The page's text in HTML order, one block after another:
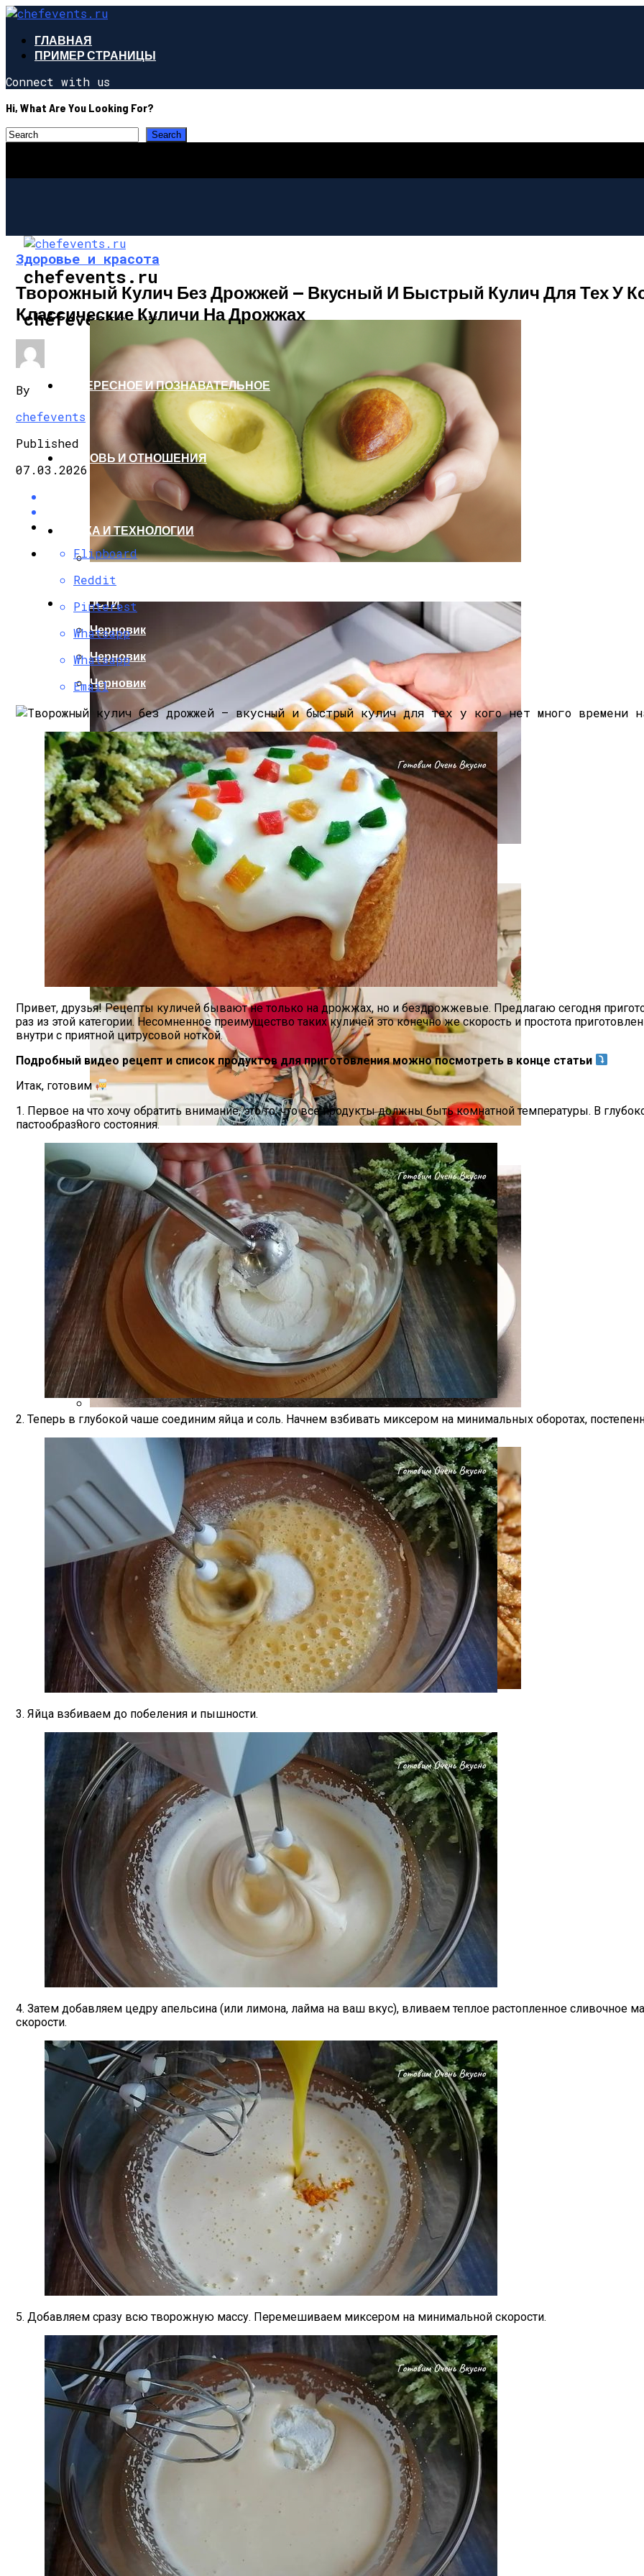
ГЛАВНАЯ
ПРИМЕР СТРАНИЦЫ
Connect with us
Hi, What Are You Looking For?
chefevents.ru
chefevents.ru
ЗДОРОВЬЕ И КРАСОТА
Все Мы Знаем О Пользе Авокадо — Самого Любимого И Популярного Детокс- И ЗОЖ-Продукта.
Простой Совет От Докторов Может Помочь Уберечь Здоровье От Любого Вируса В Условиях
Рассказываем, Какие Странные Установки Мешают Нам Готовить Вкусные Блюда — И Почему О
Делимся Лайфхаками Для Вкуснейшего Лосося — А Также Рецептом Из Кулинарной Книги Шеф-
Фирменный Рецепт Итальянских Бабушек, Который Всегда Хранится В Секрете.
ИНТЕРЕСНОЕ И ПОЗНАВАТЕЛЬНОЕ
ЛЮБОВЬ И ОТНОШЕНИЯ
НАУКА И ТЕХНОЛОГИИ
НОВОСТИ
Черновик
Черновик
Черновик
Здоровье и красота
Творожный Кулич Без Дрожжей — Вкусный И Быстрый Кулич Для Тех У
Классические Куличи На Дрожжах
By
chefevents
Published
07.03.2026
Flipboard
Reddit
Pinterest
Whatsapp
Whatsapp
Email
Привет, друзья! Рецепты куличей бывают не только на дрожжах, но и бездрожжевые. Предлагаю сегодня
раз из этой категории. Несомненное преимущество таких куличей это конечно же скорость и простота
внутри с приятной цитрусовой ноткой.
Подробный видео рецепт и список продуктов для приготовления можно посмотреть в конце статьи
Итак, готовим
1. Первое на что хочу обратить внимание, это то, что все продукты должны быть комнатной температуры. В
пастообразного состояния.
2. Теперь в глубокой чаше соединим яйца и соль. Начнем взбивать миксером на минимальных оборотах,
3. Яйца взбиваем до побеления и пышности.
4. Затем добавляем цедру апельсина (или лимона, лайма на ваш вкус), вливаем теплое растопленное
скорости.
5. Добавляем сразу всю творожную массу. Перемешиваем миксером на минимальной скорости.